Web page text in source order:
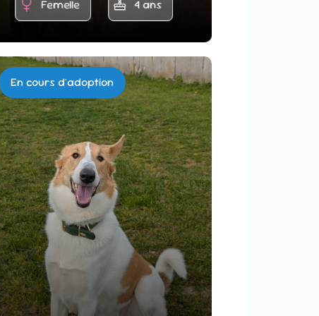
Femelle 4 ans
En cours d'adoption